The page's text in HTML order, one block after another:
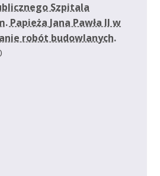
Szpitala
Papieża Jana Pawła II w
robót budowlanych.